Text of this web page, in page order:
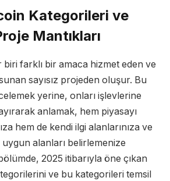
Kategorileri ve
Mantıkları
farklı bir amaca hizmet eden ve
sayısız projeden oluşur. Bu
yerine, onları işlevlerine
anlamak, hem piyasayı
hem de kendi ilgi alanlarınıza ve
uygun alanları belirlemenize
2025 itibarıyla öne çıkan
ve bu kategorileri temsil